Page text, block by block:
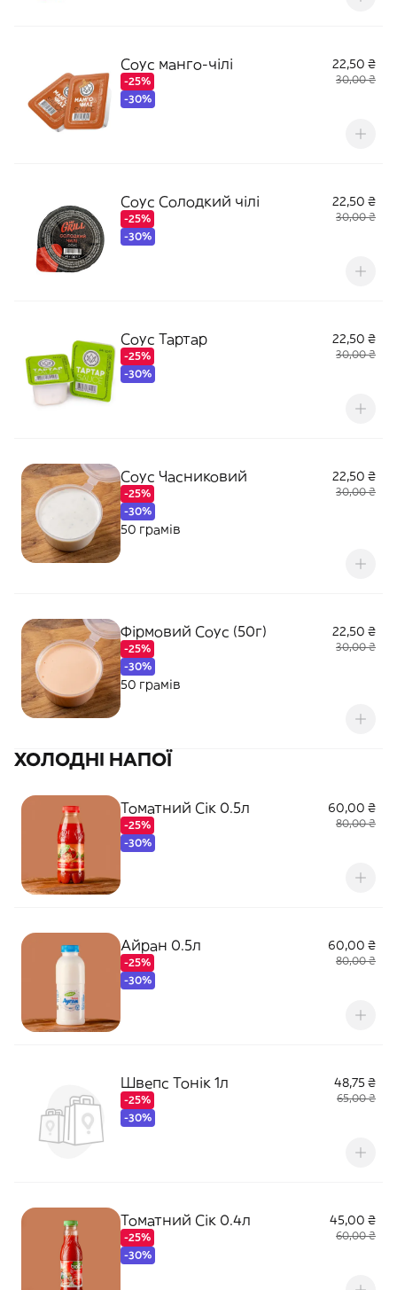
Соус манго-чілі
-25%
-30%
22,50 ₴
30,00 ₴
Соус Солодкий чілі
-25%
-30%
22,50 ₴
30,00 ₴
Соус Тартар
-25%
-30%
22,50 ₴
30,00 ₴
Соус Часниковий
-25%
-30%
22,50 ₴
30,00 ₴
50 грамів
Фірмовий Соус (50г)
-25%
-30%
22,50 ₴
30,00 ₴
50 грамів
ХОЛОДНІ НАПОЇ
Томатний Сік 0.5л
-25%
-30%
60,00 ₴
80,00 ₴
Айран 0.5л
-25%
-30%
60,00 ₴
80,00 ₴
Швепс Тонік 1л
-25%
-30%
48,75 ₴
65,00 ₴
Томатний Сік 0.4л
-25%
-30%
45,00 ₴
60,00 ₴